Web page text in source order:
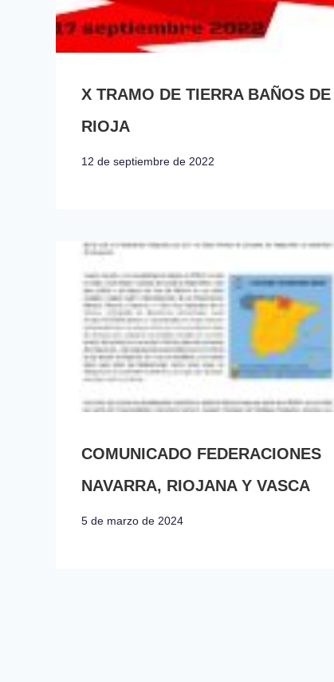
X TRAMO DE TIERRA BAÑOS DE
RIOJA
12 de septiembre de 2022
COMUNICADO FEDERACIONES
NAVARRA, RIOJANA Y VASCA
5 de marzo de 2024